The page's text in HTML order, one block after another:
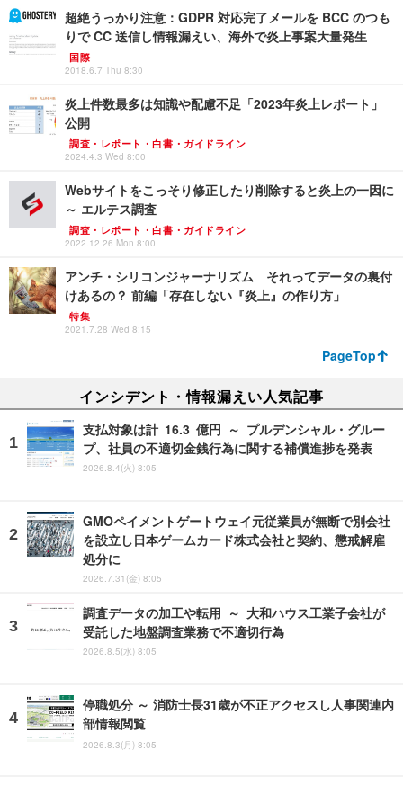
超絶うっかり注意：GDPR 対応完了メールを BCC のつも
りで CC 送信し情報漏えい、海外で炎上事案大量発生
国際
2018.6.7 Thu 8:30
炎上件数最多は知識や配慮不足「2023年炎上レポート」
公開
調査・レポート・白書・ガイドライン
2024.4.3 Wed 8:00
Webサイトをこっそり修正したり削除すると炎上の一因に
～ エルテス調査
調査・レポート・白書・ガイドライン
2022.12.26 Mon 8:00
アンチ・シリコンジャーナリズム それってデータの裏付
けあるの？ 前編「存在しない『炎上』の作り方」
特集
2021.7.28 Wed 8:15
PageTop
インシデント・情報漏えい人気記事
支払対象は計 16.3 億円 ～ プルデンシャル・グルー
プ、社員の不適切金銭行為に関する補償進捗を発表
2026.8.4(火) 8:05
GMOペイメントゲートウェイ元従業員が無断で別会社
を設立し日本ゲームカード株式会社と契約、懲戒解雇
処分に
2026.7.31(金) 8:05
調査データの加工や転用 ～ 大和ハウス工業子会社が
受託した地盤調査業務で不適切行為
2026.8.5(水) 8:05
停職処分 ～ 消防士長31歳が不正アクセスし人事関連内
部情報閲覧
2026.8.3(月) 8:05